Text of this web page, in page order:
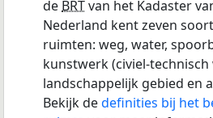
de BRTvan het Kadaster
Nederland kent zeven
ruimten: weg, water,
kunstwerk (civiel-technisch
landschappelijk gebied en
Bekijk dedefinities bij het